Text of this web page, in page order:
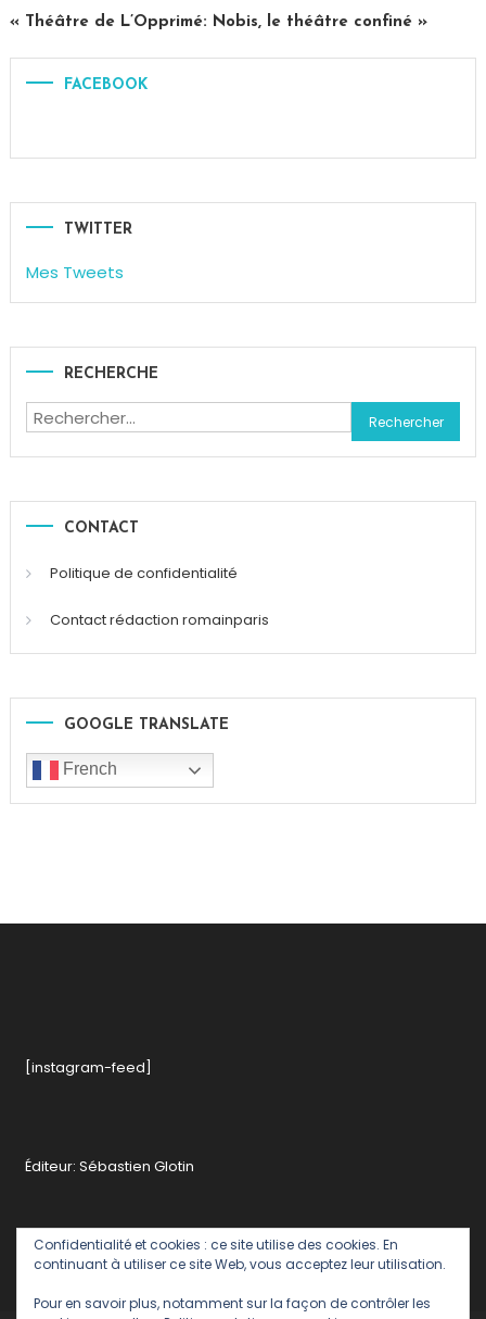
Cilia
« Théâtre de L’Opprimé: Nobis, le théâtre confiné »
FACEBOOK
TWITTER
Mes Tweets
RECHERCHE
Rechercher :
CONTACT
Politique de confidentialité
Contact rédaction romainparis
GOOGLE TRANSLATE
French
[instagram-feed]
Éditeur: Sébastien Glotin
Confidentialité et cookies : ce site utilise des cookies. En
continuant à utiliser ce site Web, vous acceptez leur utilisation.
Pour en savoir plus, notamment sur la façon de contrôler les